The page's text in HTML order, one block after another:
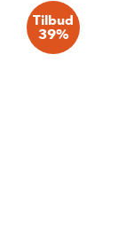
Tilbud
39%